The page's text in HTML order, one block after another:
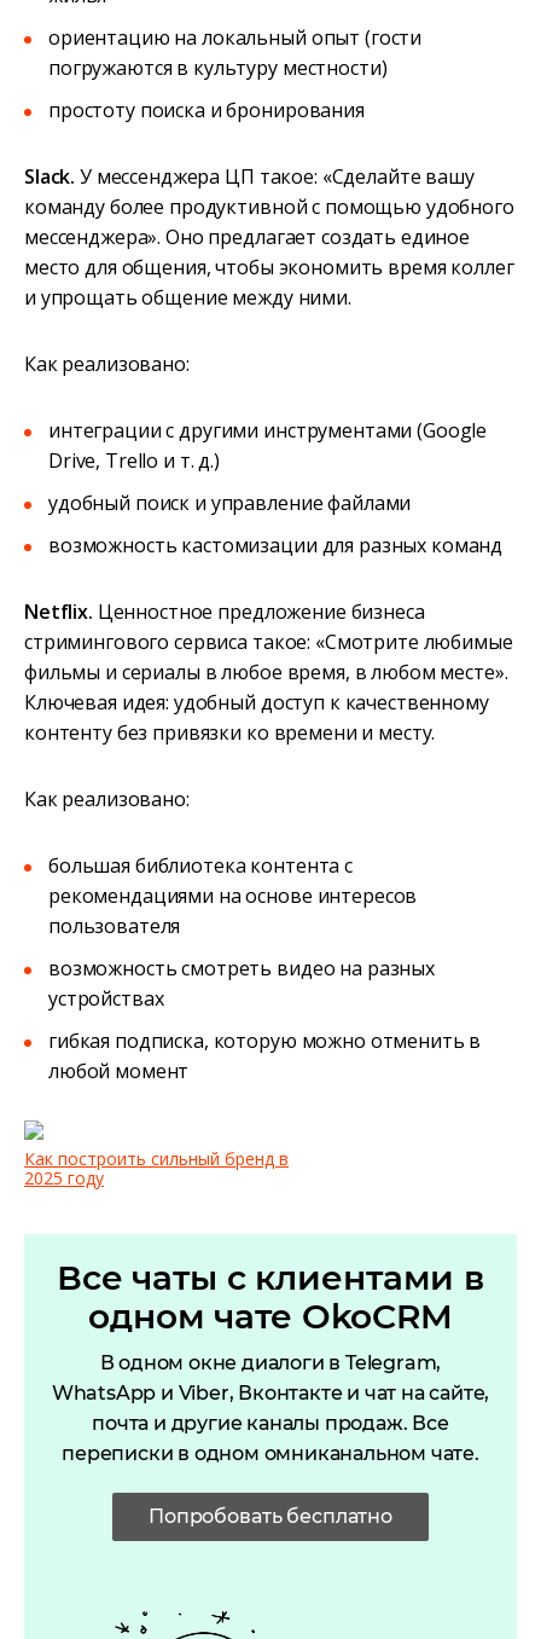
ориентацию на локальный опыт (гости
погружаются в культуру местности)
простоту поиска и бронирования
Slack. У мессенджера ЦП такое: «Сделайте вашу
команду более продуктивной с помощью удобного
мессенджера». Оно предлагает создать единое
место для общения, чтобы экономить время коллег
и упрощать общение между ними.
Как реализовано:
интеграции с другими инструментами (Google
Drive, Trello и т. д.)
удобный поиск и управление файлами
возможность кастомизации для разных команд
Netflix. Ценностное предложение бизнеса
стримингового сервиса такое: «Смотрите любимые
фильмы и сериалы в любое время, в любом месте».
Ключевая идея: удобный доступ к качественному
контенту без привязки ко времени и месту.
Как реализовано:
большая библиотека контента с
рекомендациями на основе интересов
пользователя
возможность смотреть видео на разных
устройствах
гибкая подписка, которую можно отменить в
любой момент
Как построить сильный бренд в
2025 году
Все чаты с клиентами в
одном чате OkoCRM
В одном окне диалоги в Telegram,
WhatsApp и Viber, Вконтакте и чат на сайте,
почта и другие каналы продаж. Все
переписки в одном омниканальном чате.
Попробовать бесплатно